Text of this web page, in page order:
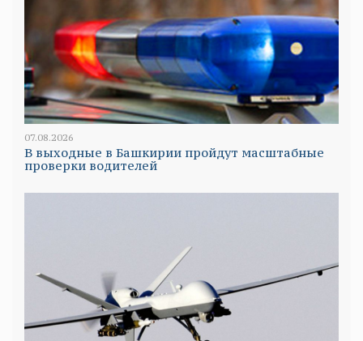
07.08.2026
В выходные в Башкирии пройдут масштабные
проверки водителей